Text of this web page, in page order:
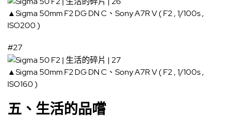
▲Sigma 50mm F2 DG DN C、Sony A7R V ( F2 , 1/100s ,
ISO200 )
#27
▲Sigma 50mm F2 DG DN C、Sony A7R V ( F2 , 1/100s ,
ISO160 )
五、生活的品嚐